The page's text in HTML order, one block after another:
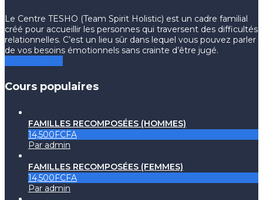
Le Centre TESHO (Team Spirit Holistic) est un cadre familial
créé pour accueillir les personnes qui traversent des difficultés
relationnelles. C’est un lieu sûr dans lequel vous pouvez parler
de vos besoins émotionnels sans crainte d’être jugé.
Cours populaires
FAMILLES RECOMPOSÉES (HOMMES)
14,500FCFA
Par admin
FAMILLES RECOMPOSÉES (FEMMES)
14,500FCFA
Par admin